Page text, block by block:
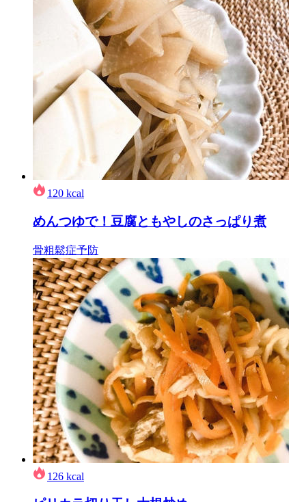
120 kcal
めんつゆで！豆腐ともやしのさっぱり煮
骨粗鬆症予防
126 kcal